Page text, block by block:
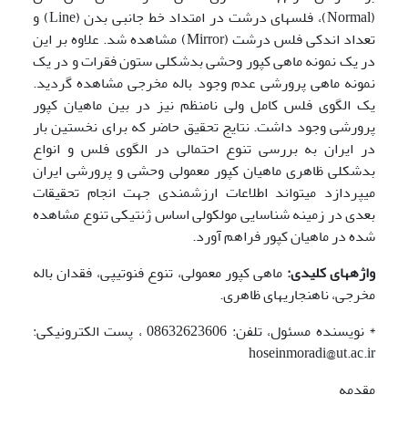
(Normal)، فلس­های درشت در امتداد خط جانبی بدن (Line) و
تعداد اندکی فلس درشت (Mirror) مشاهده شد. علاوه بر این
در یک نمونه ماهی کپور وحشی بدشکلی ستون فقرات و در یک
نمونه ماهی پرورشی عدم وجود باله مخرجی مشاهده گردید.
یک الگوی فلس کامل ولی نامنظم نیز در بین ماهیان کپور
پرورشی وجود داشت. نتایج تحقیق حاضر که برای نخستین بار
در ایران به بررسی تنوع احتمالی در الگوی فلس و انواع
بدشکلی ظاهری ماهیان کپور معمولی وحشی و پرورشی ایران
می­پردازد می­تواند اطلاعات ارزشمندی جهت انجام تحقیقات
بعدی در زمینه شناسایی مولکولی اساس ژنتیکی تنوع مشاهده
شده در ماهیان کپور فراهم آورد.
واژه­های کلیدی: ماهی کپور معمولی، تنوع فنوتیپی، فقدان باله
مخرجی، ناهنجاری­های ظاهری.
* نویسنده مسئول، تلفن: 08632623606 ، پست الکترونیکی:
hoseinmoradi@ut.ac.ir
مقدمه